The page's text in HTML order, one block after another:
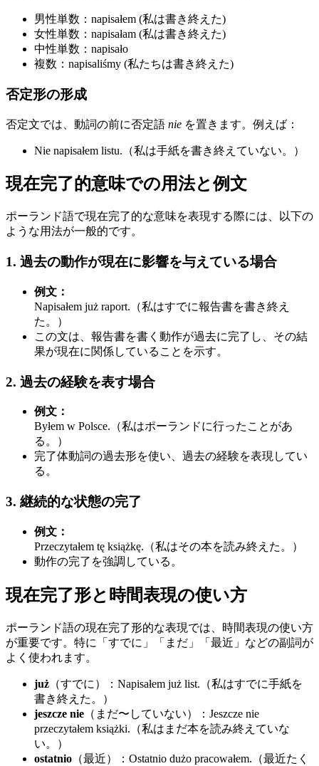
男性単数：napisałem (私は書き終えた)
女性単数：napisałam (私は書き終えた)
中性単数：napisało
複数：napisaliśmy (私たちは書き終えた)
否定形の形成
否定文では、動詞の前に否定語 nie を置きます。例えば：
Nie napisałem listu.（私は手紙を書き終えていない。）
現在完了的意味での用法と例文
ポーランド語で現在完了的な意味を表現する際には、以下の
ような用法が一般的です。
1. 過去の動作が現在に影響を与えている場合
例文：
Napisałem już raport.（私はすでに報告書を書き終え
た。）
この文は、報告書を書く動作が過去に完了し、その結
果が現在に関係していることを示す。
2. 過去の経験を表す場合
例文：
Byłem w Polsce.（私はポーランドに行ったことがあ
る。）
完了体動詞の過去形を使い、過去の経験を表現してい
る。
3. 継続的な状態の完了
例文：
Przeczytałem tę książkę.（私はその本を読み終えた。）
動作の完了を強調している。
現在完了形と時間表現の使い方
ポーランド語の現在完了形的な表現では、時間表現の使い方
が重要です。特に「すでに」「まだ」「最近」などの副詞が
よく使われます。
już （すでに）：Napisałem już list.（私はすでに手紙を
書き終えた。）
jeszcze nie （まだ〜していない）：Jeszcze nie
przeczytałem książki.（私はまだ本を読み終えていな
い。）
ostatnio （最近）：Ostatnio dużo pracowałem.（最近たく